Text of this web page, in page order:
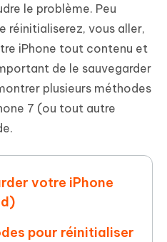
le problème. Peu
réinitialiserez, vous aller,
iPhone tout contenu et
de le sauvegarder
plusieurs méthodes
7 (ou tout autre
votre iPhone
pour réinitialiser